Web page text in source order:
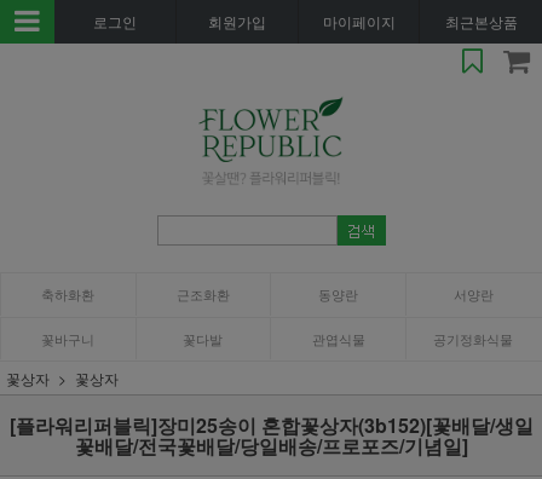
로그인 회원가입 마이페이지 최근본상품
축하화환 근조화환 동양란 서양란
꽃바구니 꽃다발 관엽식물 공기정화식물
꽃상자 꽃상자
[플라워리퍼블릭]장미25송이 혼합꽃상자(3b152)[꽃배달/생일
꽃배달/전국꽃배달/당일배송/프로포즈/기념일]